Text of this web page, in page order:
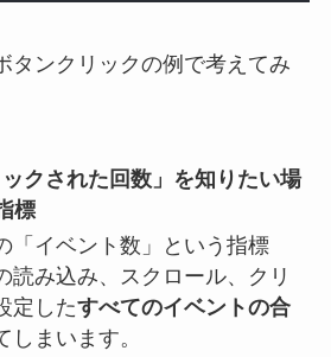
タンクリックの例で考えてみ
ックされた回数」を知りたい場
標
「イベント数」という指標
読み込み、スクロール、クリ
定したすべてのイベントの合
しまいます。